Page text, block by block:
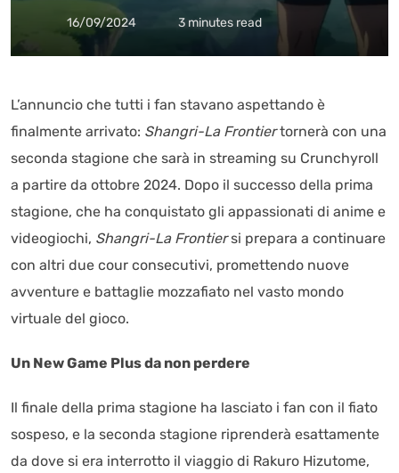
16/09/2024 3 minutes read
L’annuncio che tutti i fan stavano aspettando è
finalmente arrivato: Shangri-La Frontiertornerà con una
seconda stagione che sarà in streaming su Crunchyroll
a partire da ottobre 2024. Dopo il successo della prima
stagione, che ha conquistato gli appassionati di anime e
videogiochi, Shangri-La Frontiersi prepara a continuare
con altri due cour consecutivi, promettendo nuove
avventure e battaglie mozzafiato nel vasto mondo
virtuale del gioco.
Un New Game Plus da non perdere
Il finale della prima stagione ha lasciato i fan con il fiato
sospeso, e la seconda stagione riprenderà esattamente
da dove si era interrotto il viaggio di Rakuro Hizutome,